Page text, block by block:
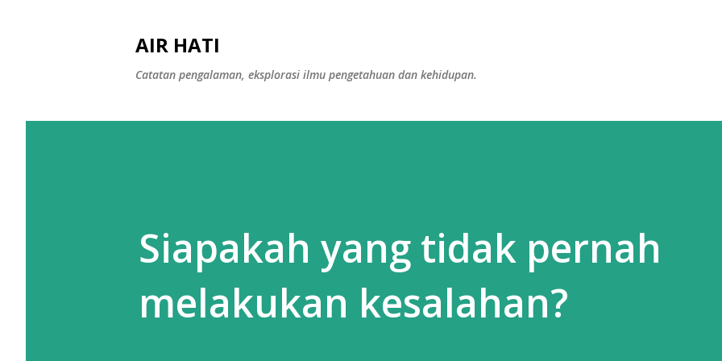
AIR HATI
Catatan pengalaman, eksplorasi ilmu pengetahuan dan kehidupan.
Siapakah yang tidak pernah
melakukan kesalahan?